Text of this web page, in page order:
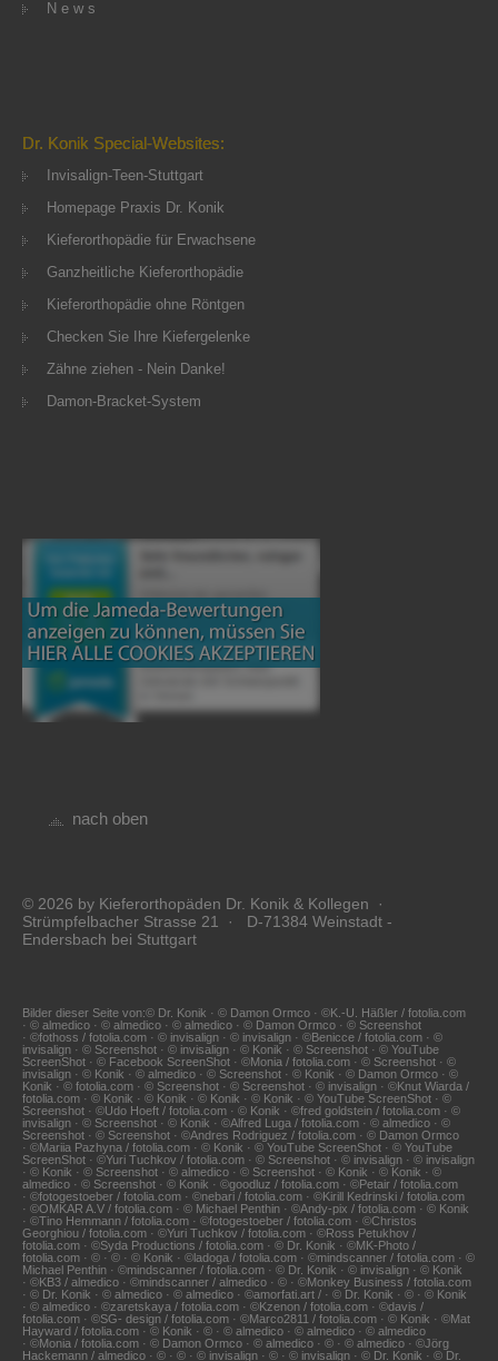
N e w s
Dr. Konik Special-Websites:
Invisalign-Teen-Stuttgart
Homepage Praxis Dr. Konik
Kieferorthopädie für Erwachsene
Ganzheitliche Kieferorthopädie
Kieferorthopädie ohne Röntgen
Checken Sie Ihre Kiefergelenke
Zähne ziehen - Nein Danke!
Damon-Bracket-System
nach oben
© 2026 by Kieferorthopäden Dr. Konik & Kollegen ·
Strümpfelbacher Strasse 21 · D-71384 Weinstadt -
Endersbach bei Stuttgart
Bilder dieser Seite von:© Dr. Konik · © Damon Ormco · ©K.-U. Häßler / fotolia.com
· © almedico · © almedico · © almedico · © Damon Ormco · © Screenshot
· ©fothoss / fotolia.com · © invisalign · © invisalign · ©Benicce / fotolia.com · ©
invisalign · © Screenshot · © invisalign · © Konik · © Screenshot · © YouTube
ScreenShot · © Facebook ScreenShot · ©Monia / fotolia.com · © Screenshot · ©
invisalign · © Konik · © almedico · © Screenshot · © Konik · © Damon Ormco · ©
Konik · © fotolia.com · © Screenshot · © Screenshot · © invisalign · ©Knut Wiarda /
fotolia.com · © Konik · © Konik · © Konik · © Konik · © YouTube ScreenShot · ©
Screenshot · ©Udo Hoeft / fotolia.com · © Konik · ©fred goldstein / fotolia.com · ©
invisalign · © Screenshot · © Konik · ©Alfred Luga / fotolia.com · © almedico · ©
Screenshot · © Screenshot · ©Andres Rodriguez / fotolia.com · © Damon Ormco
· ©Mariia Pazhyna / fotolia.com · © Konik · © YouTube ScreenShot · © YouTube
ScreenShot · ©Yuri Tuchkov / fotolia.com · © Screenshot · © invisalign · © invisalign
· © Konik · © Screenshot · © almedico · © Screenshot · © Konik · © Konik · ©
almedico · © Screenshot · © Konik · ©goodluz / fotolia.com · ©Petair / fotolia.com
· ©fotogestoeber / fotolia.com · ©nebari / fotolia.com · ©Kirill Kedrinski / fotolia.com
· ©OMKAR A.V / fotolia.com · © Michael Penthin · ©Andy-pix / fotolia.com · © Konik
· ©Tino Hemmann / fotolia.com · ©fotogestoeber / fotolia.com · ©Christos
Georghiou / fotolia.com · ©Yuri Tuchkov / fotolia.com · ©Ross Petukhov /
fotolia.com · ©Syda Productions / fotolia.com · © Dr. Konik · ©MK-Photo /
fotolia.com · © · © · © Konik · ©ladoga / fotolia.com · ©mindscanner / fotolia.com · ©
Michael Penthin · ©mindscanner / fotolia.com · © Dr. Konik · © invisalign · © Konik
· ©KB3 / almedico · ©mindscanner / almedico · © · ©Monkey Business / fotolia.com
· © Dr. Konik · © almedico · © almedico · ©amorfati.art / · © Dr. Konik · © · © Konik
· © almedico · ©zaretskaya / fotolia.com · ©Kzenon / fotolia.com · ©davis /
fotolia.com · ©SG- design / fotolia.com · ©Marco2811 / fotolia.com · © Konik · ©Mat
Hayward / fotolia.com · © Konik · © · © almedico · © almedico · © almedico
· ©Monia / fotolia.com · © Damon Ormco · © almedico · © · © almedico · ©Jörg
Hackemann / almedico · © · © · © invisalign · © · © invisalign · © Dr. Konik · © Dr.